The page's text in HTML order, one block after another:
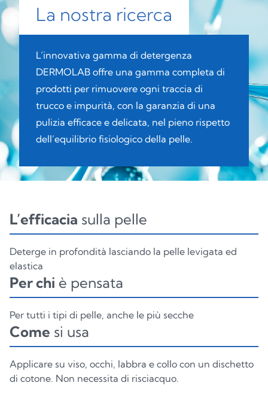
La nostra ricerca
L’innovativa gamma di detergenza
DERMOLAB offre una gamma completa di
prodotti per rimuovere ogni traccia di
trucco e impurità, con la garanzia di una
pulizia efficace e delicata, nel pieno rispetto
dell’equilibrio fisiologico della pelle.
L’efficacia sulla pelle
Deterge in profondità lasciando la pelle levigata ed
elastica
Per chi è pensata
Per tutti i tipi di pelle, anche le più secche
Come si usa
Applicare su viso, occhi, labbra e collo con un dischetto
di cotone. Non necessita di risciacquo.